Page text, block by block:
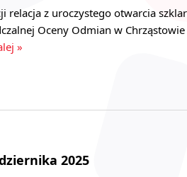
relacja z uroczystego otwarcia
Oceny Odmian w
»
2025